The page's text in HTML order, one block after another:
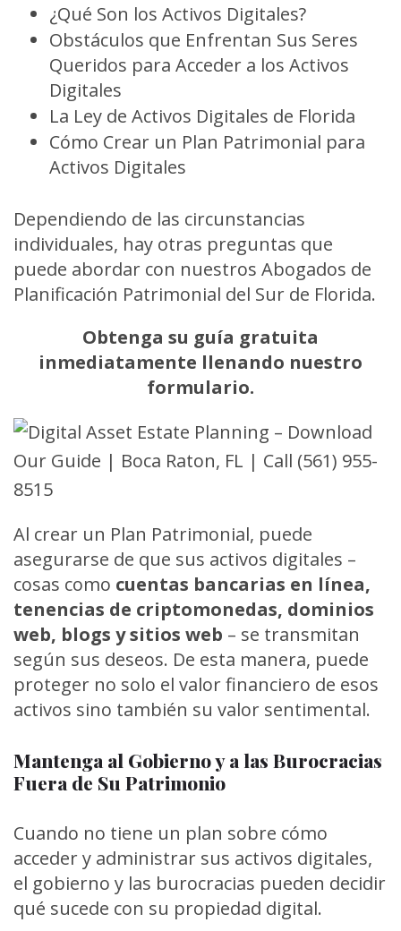
¿Qué Son los Activos Digitales?
Obstáculos que Enfrentan Sus Seres
Queridos para Acceder a los Activos
Digitales
La Ley de Activos Digitales de Florida
Cómo Crear un Plan Patrimonial para
Activos Digitales
Dependiendo de las circunstancias
individuales, hay otras preguntas que
puede abordar con nuestros Abogados de
Planificación Patrimonial del Sur de Florida.
Obtenga su guía gratuita
inmediatamente llenando nuestro
formulario.
Al crear un Plan Patrimonial, puede
asegurarse de que sus activos digitales –
cosas como cuentas bancarias en línea,
tenencias de criptomonedas, dominios
web, blogs y sitios web – se transmitan
según sus deseos. De esta manera, puede
proteger no solo el valor financiero de esos
activos sino también su valor sentimental.
Mantenga al Gobierno y a las Burocracias
Fuera de Su Patrimonio
Cuando no tiene un plan sobre cómo
acceder y administrar sus activos digitales,
el gobierno y las burocracias pueden decidir
qué sucede con su propiedad digital.